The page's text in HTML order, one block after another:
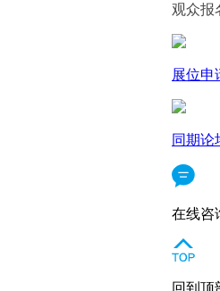
观众报
展位申
同期论
在线咨
回到顶